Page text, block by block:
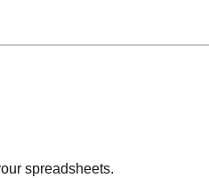
spreadsheets.